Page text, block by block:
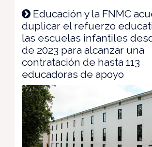
Educación y la FNMC
duplicar el refuerzo
las escuelas infantiles
de 2023 para alcanzar una
contratación de hasta 113
educadoras de apoyo